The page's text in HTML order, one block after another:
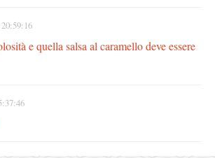
e quella salsa al caramello deve essere